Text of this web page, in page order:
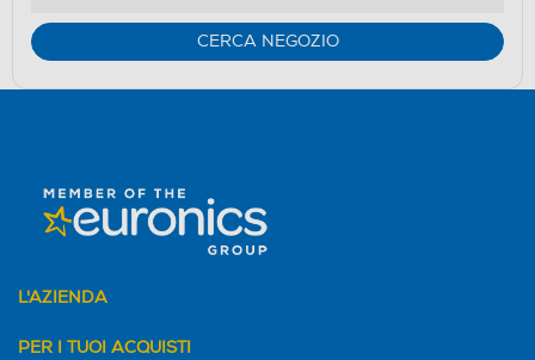
CERCA NEGOZIO
L'AZIENDA
PER I TUOI ACQUISTI